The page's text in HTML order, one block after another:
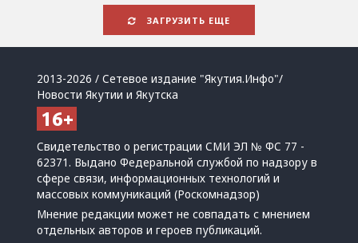
ЗАГРУЗИТЬ ЕЩЕ
2013-2026 / Сетевое издание "Якутия.Инфо"/
Новости Якутии и Якутска
Свидетельство о регистрации СМИ ЭЛ № ФС 77 -
62371. Выдано Федеральной службой по надзору в
сфере связи, информационных технологий и
массовых коммуникаций (Роскомнадзор)
Мнение редакции может не совпадать с мнением
отдельных авторов и героев публикаций.